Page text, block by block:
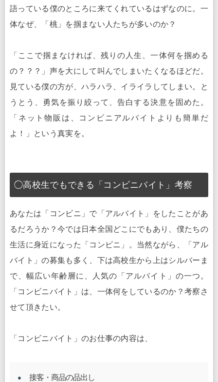
語っている僕のところに来てくれているはずなのに。一
体なぜ、「桃」を掴まない人たちが多いのか？
「ここで掴まなければ、残りの人生、一体何を掴める
の？？？」声を大にして叫んでしまいたくなるほどだ。
見ている僕の方が、ハラハラ、イライラしてしまい。と
うとう、勇気を振り絞って、告白する決意を固めた。
「ネット物販は、コンビニアルバイトよりも簡単だ
よ！」という真実を。
◯高校生でもできる「コンビニバイト」考察
あなたは「コンビニ」で「アルバイト」をしたことがあ
るだろうか？今では日本全国どこにでもあり、僕たちの
生活に身近になった「コンビニ」。当然ながら、「アル
バイト」の募集も多く、下は高校生から上はシルバーま
で、幅広い年齢層に、人気の「アルバイト」の一つ。
「コンビニバイト」は、一体何をしているのか？考察さ
せて頂きたい。
「コンビニバイト」のお仕事の内容は、
接客・商品の品出し